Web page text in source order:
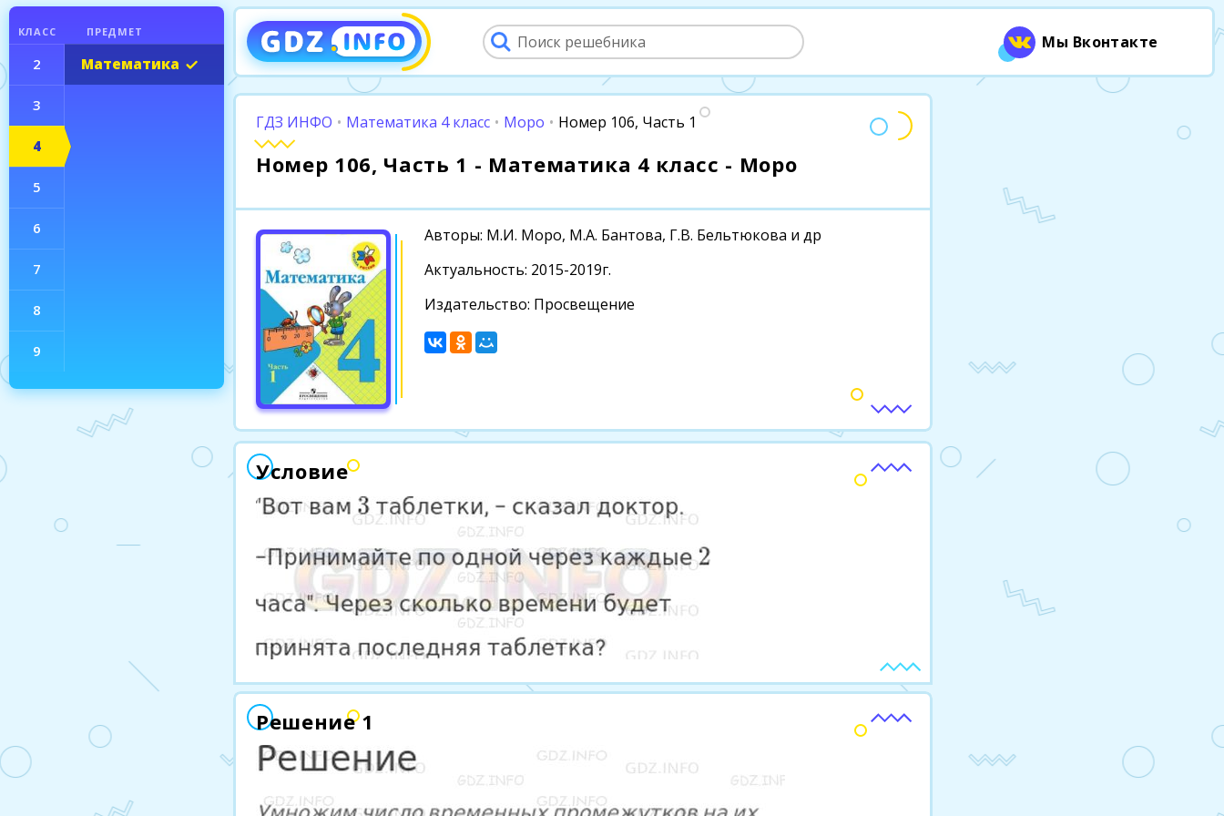
ГДЗ ИНФО • Математика 4 класс • Моро • Номер 106, Часть 1
Номер 106, Часть 1 - Математика 4 класс - Моро
Авторы: М.И. Моро, М.А. Бантова, Г.В. Бельтюкова и др
Актуальность: 2015-2019г.
Издательство: Просвещение
Условие
Решение 1
КЛАСС ПРЕДМЕТ
2
3
4
Математика
5
6
7
8
9
Мы Вконтакте